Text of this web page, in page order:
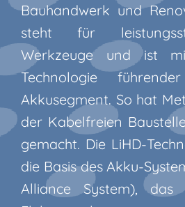
Bauhandwerk und
steht für
Werkzeuge und ist
Technologie
Akkusegment. So hat
der Kabelfreien
gemacht. Die LiHD-
die Basis des Akku-
Alliance System), das